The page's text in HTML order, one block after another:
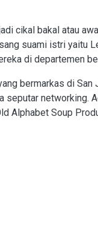
cikal bakal atau
suami istri yaitu
di departemen
bermarkas di
seputar networking.
Alphabet Soup